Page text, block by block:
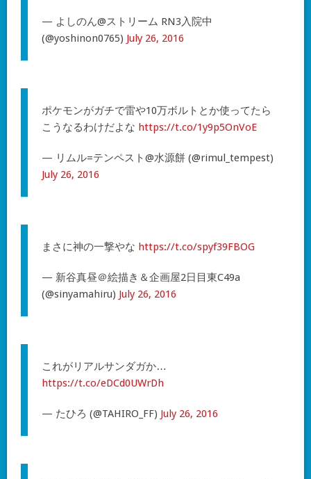
— よしのん@ストリーム RN3入院中
(@yoshinon0765) July 26, 2016
ポケモンがガチで雷や10万ボルトとか使ってたら
こうなるわけだよな https://t.co/1y9p5OnVoE
— リムル=テンペスト@水源餅 (@rimul_tempest)
July 26, 2016
まさに神の一撃やな https://t.co/spyf39FBOG
— 新谷真昼＠絵描き＆企画屋2日目東C49a
(@sinyamahiru) July 26, 2016
これがリアルサンダガか…
https://t.co/eDCd0UWrDh
— たひろ (@TAHIRO_FF) July 26, 2016